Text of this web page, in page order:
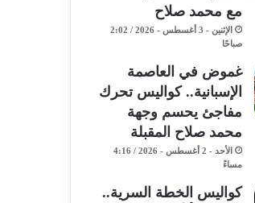
مع محمد صلاح
الإثنين - 3 أغسطس - 2026 / 2:02
صباحًا
غموض في العاصمة
الإسبانية.. كواليس تحرك
مفاجئ يحسم وجهة
محمد صلاح المقبلة
الأحد - 2 أغسطس - 2026 / 4:16
مساءً
كواليس الخطة السرية..